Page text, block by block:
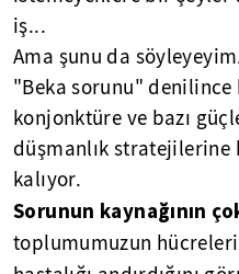
iş...
Ama şunu da
"Beka sorunu" denilince
konjonktüre ve bazı
düşmanlık
kalıyor.
Sorunun kaynağının
toplumumuzun